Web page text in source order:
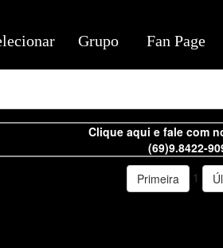
Clique aqui e fale com
(69)9.8422-
Primeira
1
Grupo Fan Page